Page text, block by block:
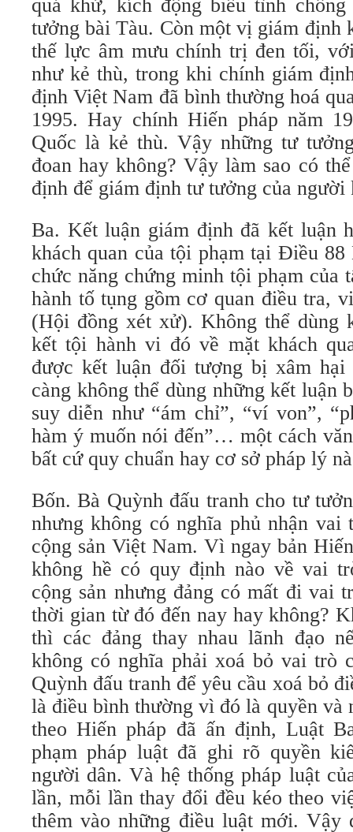
quá khứ, kích động biểu tình
tưởng bài Tàu. Còn một vị giám định
thế lực âm mưu chính trị đen tối,
như kẻ thù, trong khi chính giám
định Việt Nam đã bình thường hoá
1995. Hay chính Hiến pháp năm
Quốc là kẻ thù. Vậy những tư
đoan hay không? Vậy làm sao có
định để giám định tư tưởng của người
Ba. Kết luận giám định đã kết luận
khách quan của tội phạm tại Điều
chức năng chứng minh tội phạm của
hành tố tụng gồm cơ quan điều tra,
(Hội đồng xét xử). Không thể dùng
kết tội hành vi đó về mặt khách
được kết luận đối tượng bị xâm
càng không thể dùng những kết luận
suy diễn như “ám chỉ”, “ví von”,
hàm ý muốn nói đến”… một cách
bất cứ quy chuẩn hay cơ sở pháp lý
Bốn. Bà Quỳnh đấu tranh cho tư
nhưng không có nghĩa phủ nhận vai
cộng sản Việt Nam. Vì ngay bản
không hề có quy định nào về vai
cộng sản nhưng đảng có mất đi vai
thời gian từ đó đến nay hay không?
thì các đảng thay nhau lãnh đạo
không có nghĩa phải xoá bỏ vai trò
Quỳnh đấu tranh để yêu cầu xoá bỏ
là điều bình thường vì đó là quyền và
theo Hiến pháp đã ấn định, Luật
phạm pháp luật đã ghi rõ quyền
người dân. Và hệ thống pháp luật
lần, mỗi lần thay đổi đều kéo theo
thêm vào những điều luật mới. Vậy